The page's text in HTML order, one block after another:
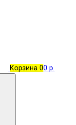
Корзина 00 р.